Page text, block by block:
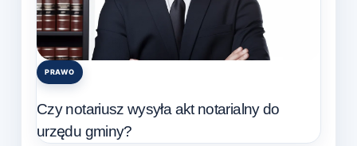
Posted
PRAWO
Czy notariusz wysyła akt notarialny do
urzędu gminy?